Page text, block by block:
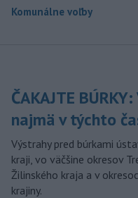
Komunálne voľby
ČAKAJTE
najmä v týchto
Výstrahy pred búrkami
kraji, vo väčšine okresov
Žilinského kraja a v
krajiny.